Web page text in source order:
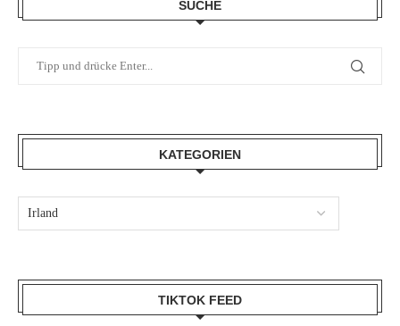
SUCHE
KATEGORIEN
TIKTOK FEED